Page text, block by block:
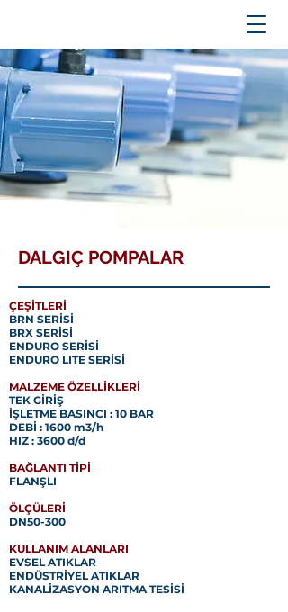
DALGIÇ POMPALAR
ÇEŞİTLERİ
BRN SERİSİ
BRX SERİSİ
ENDURO SERİSİ
ENDURO LITE SERİSİ
MALZEME ÖZELLİKLERİ
TEK GİRİŞ
İŞLETME BASINCI : 10 BAR
DEBİ : 1600 m3/h
HIZ : 3600 d/d
BAĞLANTI TİPİ
FLANŞLI
ÖLÇÜLERİ
DN50-300
KULLANIM ALANLARI
EVSEL ATIKLAR
ENDÜSTRİYEL ATIKLAR
KANALİZASYON ARITMA TESİSİ